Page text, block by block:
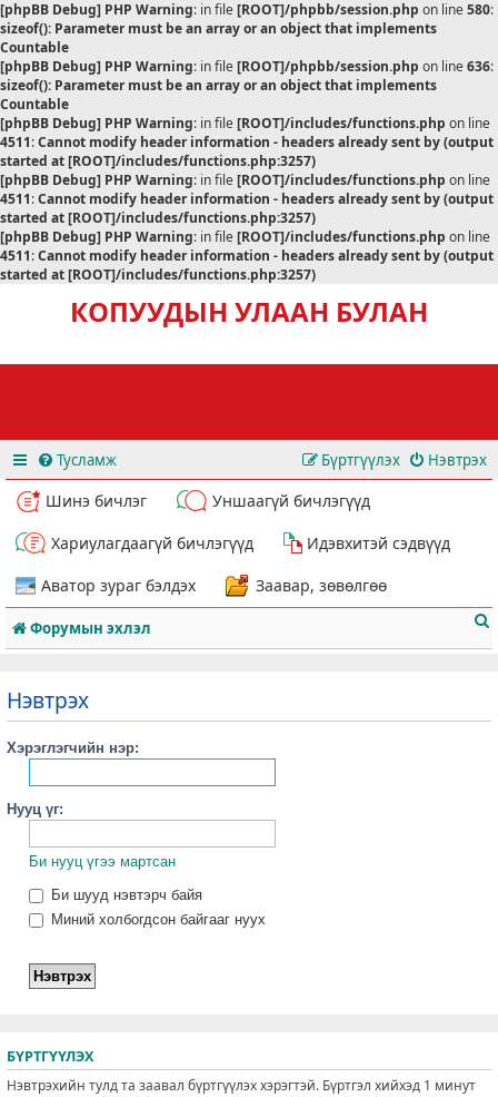
[phpBB Debug] PHP Warning: in file[ROOT]/phpbb/session.php on line580:
sizeof(): Parameter must be an array or an object that implements
Countable
[phpBB Debug] PHP Warning: in file[ROOT]/phpbb/session.php on line636:
sizeof(): Parameter must be an array or an object that implements
Countable
[phpBB Debug] PHP Warning: in file[ROOT]/includes/functions.php on line
4511:Cannot modify header information - headers already sent by (output
started at [ROOT]/includes/functions.php:3257)
[phpBB Debug] PHP Warning: in file[ROOT]/includes/functions.php on line
4511:Cannot modify header information - headers already sent by (output
started at [ROOT]/includes/functions.php:3257)
[phpBB Debug] PHP Warning: in file[ROOT]/includes/functions.php on line
4511:Cannot modify header information - headers already sent by (output
started at [ROOT]/includes/functions.php:3257)
КОПУУДЫН УЛААН БУЛАН
Тусламж Нэвтрэх
Бүртгүүлэх
Шинэ бичлэг
Уншаагүй бичлэгүүд
Хариулагдаагүй бичлэгүүд
Идэвхитэй сэдвүүд
Аватор зураг бэлдэх
Заавар, зөвөлгөө
Форумын эхлэл
Нэвтрэх
Хэрэглэгчийн нэр:
Нууц үг:
Би нууц үгээ мартсан
Би шууд нэвтэрч байя
Миний холбогдсон байгааг нуух
БҮРТГҮҮЛЭХ
Нэвтрэхийн тулд та заавал бүртгүүлэх хэрэгтэй. Бүртгэл хийхэд 1 минут